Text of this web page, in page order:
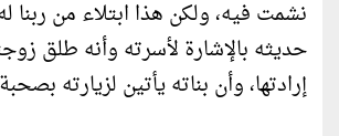
نشمت فيه، ولكن هذا ابتلاء من ربنا
حديثه بالإشارة لأسرته وأنه طلق
إرادتها، وأن بناته يأتين لزيارته